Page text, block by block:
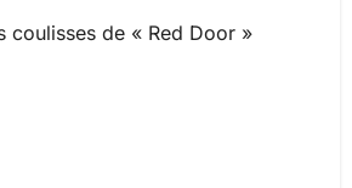
coulisses de « Red Door »